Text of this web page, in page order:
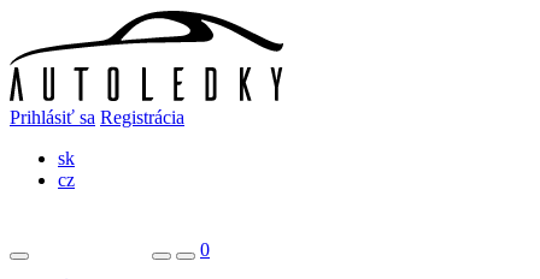
Prihlásiť sa Registrácia
sk
cz
0